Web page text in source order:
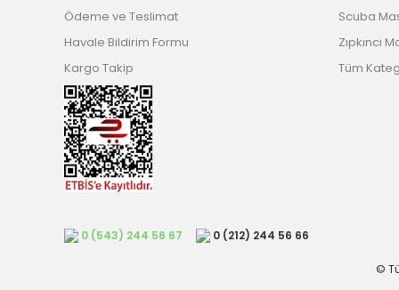
Ödeme ve Teslimat
Havale Bildirim Formu
Kargo Takip
Scuba
Zıpkıncı
Tüm
0 (543) 244 56 67 0 (212) 244 56 66
©